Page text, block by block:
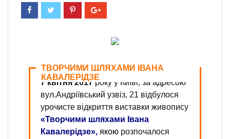
ТВОРЧИМИ ШЛЯХАМИ ІВАНА
КАВАЛЕРІДЗЕ
7 квітня 2017року у Київі, за адресою
вул.Андріївський узвіз, 21 відбулося
урочисте відкриття виставки живопису
«Творчими шляхами Івана
Кавалерідзе», якою розпочалося